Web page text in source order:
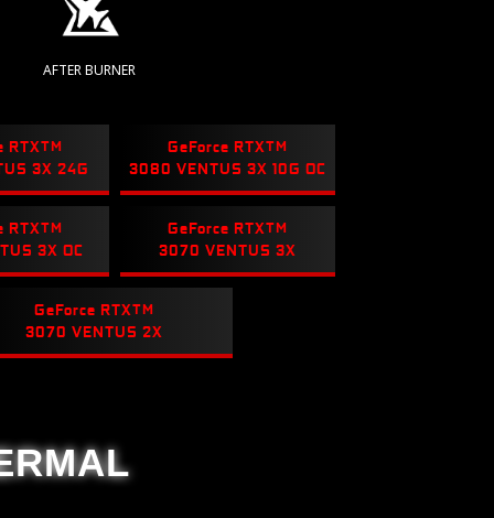
AFTER BURNER
RTXTM
3X 24G
GeForce RTXTM
3080 VENTUS 3X 10G OC
RTXTM
3X OC
GeForce RTXTM
3070 VENTUS 3X
GeForce RTXTM
3070 VENTUS 2X